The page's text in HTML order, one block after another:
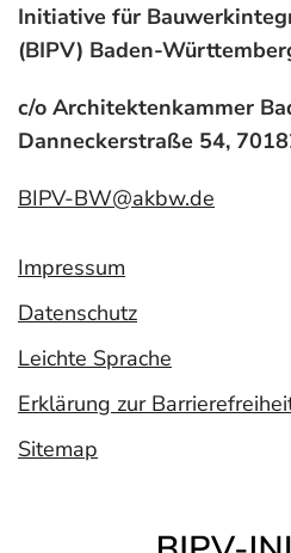
Initiative für
(BIPV) Baden-
c/o Architektenkammer
Danneckerstraße 54,
BIPV-BW@akbw.de
Impressum
Datenschutz
Leichte Sprache
Erklärung zur
Sitemap